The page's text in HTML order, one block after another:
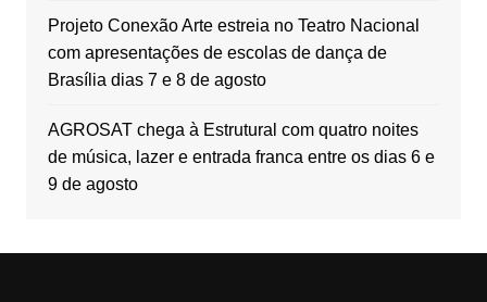
Projeto Conexão Arte estreia no Teatro Nacional
com apresentações de escolas de dança de
Brasília dias 7 e 8 de agosto
AGROSAT chega à Estrutural com quatro noites
de música, lazer e entrada franca entre os dias 6 e
9 de agosto